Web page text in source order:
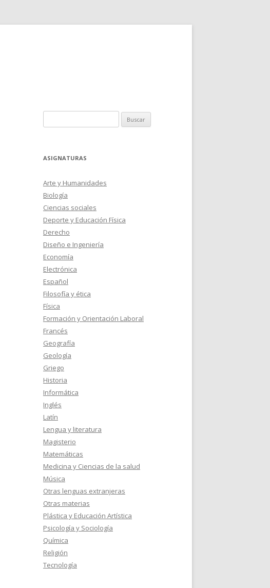
ASIGNATURAS
Arte y Humanidades
Biología
Ciencias sociales
Deporte y Educación Física
Derecho
Diseño e Ingeniería
Economía
Electrónica
Español
Filosofía y ética
Física
Formación y Orientación Laboral
Francés
Geografía
Geología
Griego
Historia
Informática
Inglés
Latín
Lengua y literatura
Magisterio
Matemáticas
Medicina y Ciencias de la salud
Música
Otras lenguas extranjeras
Otras materias
Plástica y Educación Artística
Psicología y Sociología
Química
Religión
Tecnología